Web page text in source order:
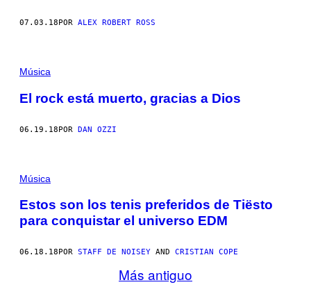
07.03.18 POR ALEX ROBERT ROSS
Música
El rock está muerto, gracias a Dios
06.19.18POR DAN OZZI
Música
Estos son los tenis preferidos de Tiësto
para conquistar el universo EDM
06.18.18 POR STAFF DE NOISEY AND CRISTIAN COPE
Más antiguo